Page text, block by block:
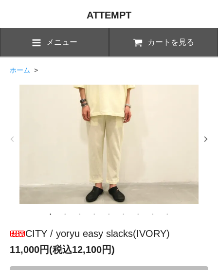
ATTEMPT
メニュー カートを見る
ホーム >
CITY / yoryu easy slacks(IVORY)
11,000円(税込12,100円)